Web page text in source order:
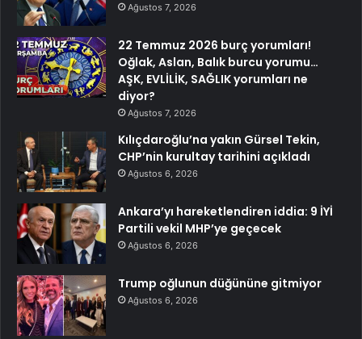
Ağustos 7, 2026
22 Temmuz 2026 burç yorumları!
Oğlak, Aslan, Balık burcu yorumu…
AŞK, EVLİLİK, SAĞLIK yorumları ne
diyor?
Ağustos 7, 2026
Kılıçdaroğlu’na yakın Gürsel Tekin,
CHP’nin kurultay tarihini açıkladı
Ağustos 6, 2026
Ankara’yı hareketlendiren iddia: 9 İYİ
Partili vekil MHP’ye geçecek
Ağustos 6, 2026
Trump oğlunun düğününe gitmiyor
Ağustos 6, 2026